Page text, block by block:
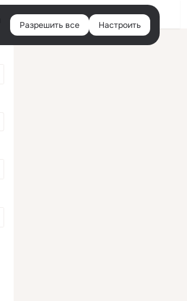
Войти
Разрешить все Настроить